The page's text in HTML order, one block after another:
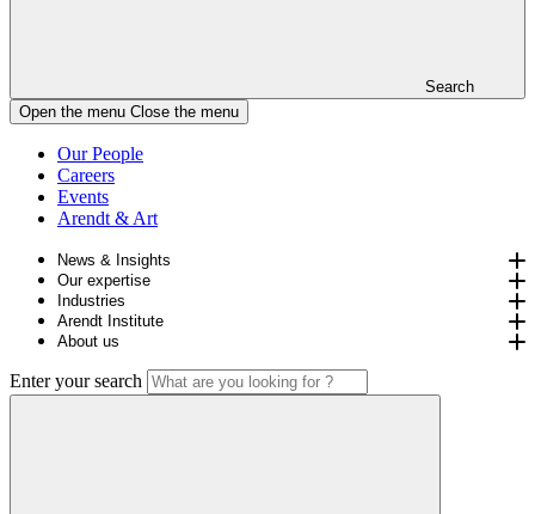
Search
Open the menu Close the menu
Our People
Careers
Events
Arendt & Art
News & Insights
Our expertise
Industries
Arendt Institute
About us
Enter your search